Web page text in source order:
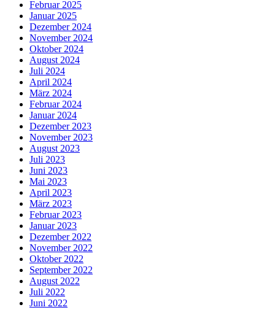
Februar 2025
Januar 2025
Dezember 2024
November 2024
Oktober 2024
August 2024
Juli 2024
April 2024
März 2024
Februar 2024
Januar 2024
Dezember 2023
November 2023
August 2023
Juli 2023
Juni 2023
Mai 2023
April 2023
März 2023
Februar 2023
Januar 2023
Dezember 2022
November 2022
Oktober 2022
September 2022
August 2022
Juli 2022
Juni 2022